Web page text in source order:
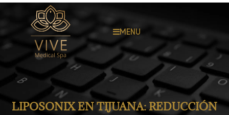
MENU
LIPOSONIX EN TIJUANA: REDUCCIÓN